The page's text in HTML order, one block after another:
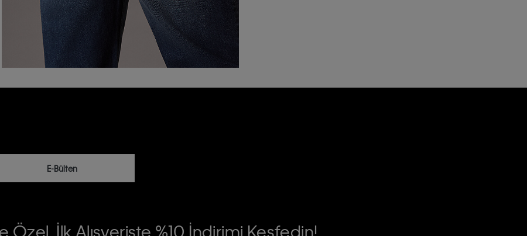
E-Bülten
Özel, İlk Alışverişte %10 İndirimi Keşfedin!